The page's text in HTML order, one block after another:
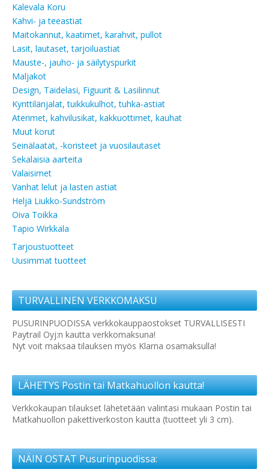
Kalevala Koru
Kahvi- ja teeastiat
Maitokannut, kaatimet, karahvit, pullot
Lasit, lautaset, tarjoiluastiat
Mauste-, jauho- ja säilytyspurkit
Maljakot
Design, Taidelasi, Figuurit & Lasilinnut
Kynttilänjalat, tuikkukulhot, tuhka-astiat
Aterimet, kahvilusikat, kakkuottimet, kauhat
Muut korut
Seinälaatat, -koristeet ja vuosilautaset
Sekalaisia aarteita
Valaisimet
Vanhat lelut ja lasten astiat
Heljä Liukko-Sundström
Oiva Toikka
Tapio Wirkkala
Tarjoustuotteet
Uusimmat tuotteet
TURVALLINEN VERKKOMAKSU
PUSURINPUODISSA verkkokauppaostokset TURVALLISESTI
Paytrail Oyj:n kautta verkkomaksuna!
Nyt voit maksaa tilauksen myös Klarna osamaksulla!
LÄHETYS Postin tai Matkahuollon kautta!
Verkkokaupan tilaukset lähetetään valintasi mukaan Postin tai
Matkahuollon pakettiverkoston kautta (tuotteet yli 3 cm).
NÄIN OSTAT Pusurinpuodissa: